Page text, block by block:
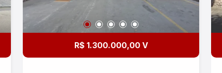
R$ 1.300.000,00 V